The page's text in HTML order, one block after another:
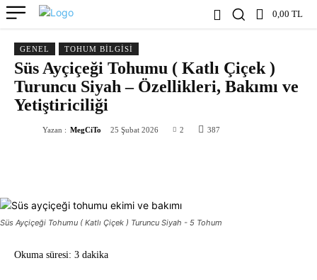
0,00 TL
GENEL TOHUM BILGISI
Süs Ayçiçeği Tohumu ( Katlı Çiçek )
Turuncu Siyah – Özellikleri, Bakımı ve
Yetiştiriciliği
Yazan : MegCiTo 25 Şubat 2026 2 387
Süs Ayçiçeği Tohumu ( Katlı Çiçek ) Turuncu Siyah - 5 Tohum
Okuma süresi: 3 dakika